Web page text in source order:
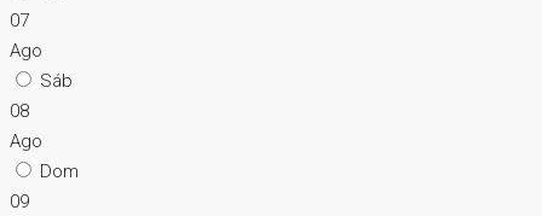
07
Ago
Sáb
08
Ago
Dom
09